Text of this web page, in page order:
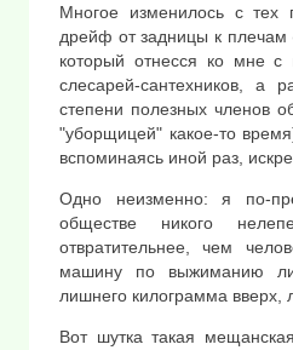
Многое изменилось с
дрейф от задницы к плечам
который отнесся ко мне с
слесарей-сантехников,
степени полезных членов
"уборщицей" какое-то
вспоминаясь иной раз,
Одно неизменно: я по-
обществе никого
отвратительнее, чем
машину по выжиманию
лишнего килограмма вверх,
Вот шутка такая